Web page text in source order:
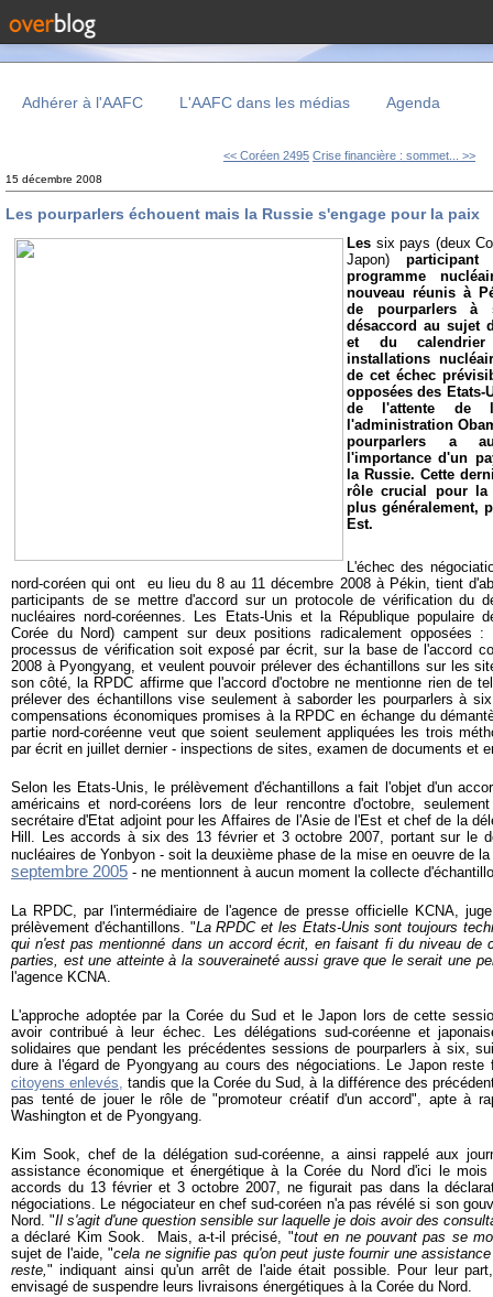
Adhérer à l'AAFC L'AAFC dans les médias Agenda
<< Coréen 2495 Crise financière : sommet... >>
15 décembre 2008
Les pourparlers échouent mais la Russie s'engage pour la paix
Les six pays (deux
Japon)
programme
nouveau réunis à
de pourparlers à
désaccord au sujet
et du calendrier
installations
de cet échec
opposées des Etats-
de l'attente de
l'administration
pourparlers a
l'importance d'un
la Russie. Cette
rôle crucial pour la
plus généralement,
Est.
L'échec des
nord-coréen qui ont eu lieu du 8 au 11 décembre 2008 à Pékin, tient
participants de se mettre d'accord sur un protocole de vérification du
nucléaires nord-coréennes. Les Etats-Unis et la République populaire
Corée du Nord) campent sur deux positions radicalement opposées
processus de vérification soit exposé par écrit, sur la base de l'accord
2008 à Pyongyang, et veulent pouvoir prélever des échantillons sur les
son côté, la RPDC affirme que l'accord d'octobre ne mentionne rien de
prélever des échantillons vise seulement à saborder les pourparlers à
compensations économiques promises à la RPDC en échange du
partie nord-coréenne veut que soient seulement appliquées les trois
par écrit en juillet dernier - inspections de sites, examen de documents et
Selon les Etats-Unis, le prélèvement d'échantillons a fait l'objet d'un
américains et nord-coréens lors de leur rencontre d'octobre,
secrétaire d'Etat adjoint pour les Affaires de l'Asie de l'Est et chef de la
Hill. Les accords à six des 13 février et 3 octobre 2007, portant sur le
nucléaires de Yonbyon - soit la deuxième phase de la mise en oeuvre de la
septembre 2005 - ne mentionnent à aucun moment la collecte
La RPDC, par l'intermédiaire de l'agence de presse officielle KCNA,
prélèvement d'échantillons. "La RPDC et les Etats-Unis sont toujours
qui n'est pas mentionné dans un accord écrit, en faisant fi du niveau de
parties, est une atteinte à la souveraineté aussi grave que le serait une
l'agence KCNA.
L'approche adoptée par la Corée du Sud et le Japon lors de cette
avoir contribué à leur échec. Les délégations sud-coréenne et
solidaires que pendant les précédentes sessions de pourparlers à six,
dure à l'égard de Pyongyang au cours des négociations. Le Japon
citoyens enlevés, tandis que la Corée du Sud, à la différence des
pas tenté de jouer le rôle de "promoteur créatif d'un accord", apte à
Washington et de Pyongyang.
Kim Sook, chef de la délégation sud-coréenne, a ainsi rappelé aux
assistance économique et énergétique à la Corée du Nord d'ici le
accords du 13 février et 3 octobre 2007, ne figurait pas dans la
négociations. Le négociateur en chef sud-coréen n'a pas révélé si son
Nord. "Il s'agit d'une question sensible sur laquelle je dois avoir des
a déclaré Kim Sook. Mais, a-t-il précisé, "tout en ne pouvant pas se
sujet de l'aide, "cela ne signifie pas qu'on peut juste fournir une
reste," indiquant ainsi qu'un arrêt de l'aide était possible. Pour leur
envisagé de suspendre leurs livraisons énergétiques à la Corée du Nord.